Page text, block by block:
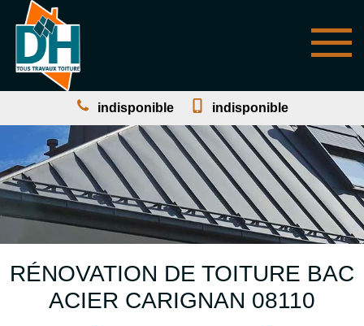
indisponible indisponible
RÉNOVATION DE TOITURE BAC
ACIER CARIGNAN 08110